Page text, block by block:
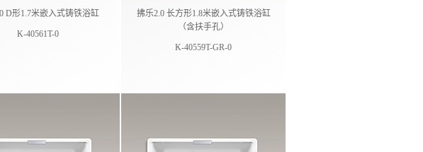
D形1.7米嵌入式铸铁浴缸
K-40561T-0
拂乐2.0 长方形1.8米嵌入式铸铁浴缸
（含扶手孔）
K-40559T-GR-0